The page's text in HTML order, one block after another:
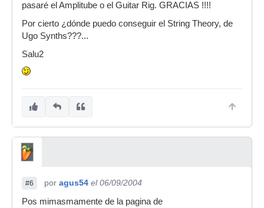
pasaré el Amplitube o el Guitar Rig. GRACIAS !!!!
Por cierto ¿dónde puedo conseguir el String Theory, de
Ugo Synths???...
Salu2
#6 por agus54 el 06/09/2004
Pos mimasmamente de la pagina de